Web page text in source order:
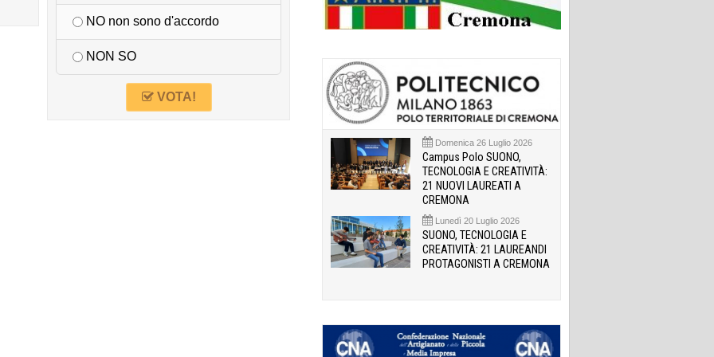
NO non sono d'accordo
NON SO
VOTA!
Domenica 26 Luglio 2026
Campus Polo SUONO,
TECNOLOGIA E CREATIVITÀ:
21 NUOVI LAUREATI A
CREMONA
Lunedì 20 Luglio 2026
SUONO, TECNOLOGIA E
CREATIVITÀ: 21 LAUREANDI
PROTAGONISTI A CREMONA